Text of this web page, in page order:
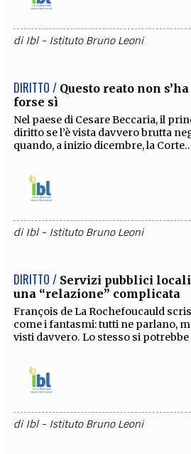
di Ibl - Istituto Bruno Leoni
DIRITTO / Questo reato non
forse sì
Nel paese di Cesare Beccaria, il
diritto se l’è vista davvero brutta
quando, a inizio dicembre, la
di Ibl - Istituto Bruno Leoni
DIRITTO / Servizi pubblici
una “relazione” complicata
François de La Rochefoucauld
come i fantasmi: tutti ne parlano,
visti davvero. Lo stesso si potrebbe
di Ibl - Istituto Bruno Leoni